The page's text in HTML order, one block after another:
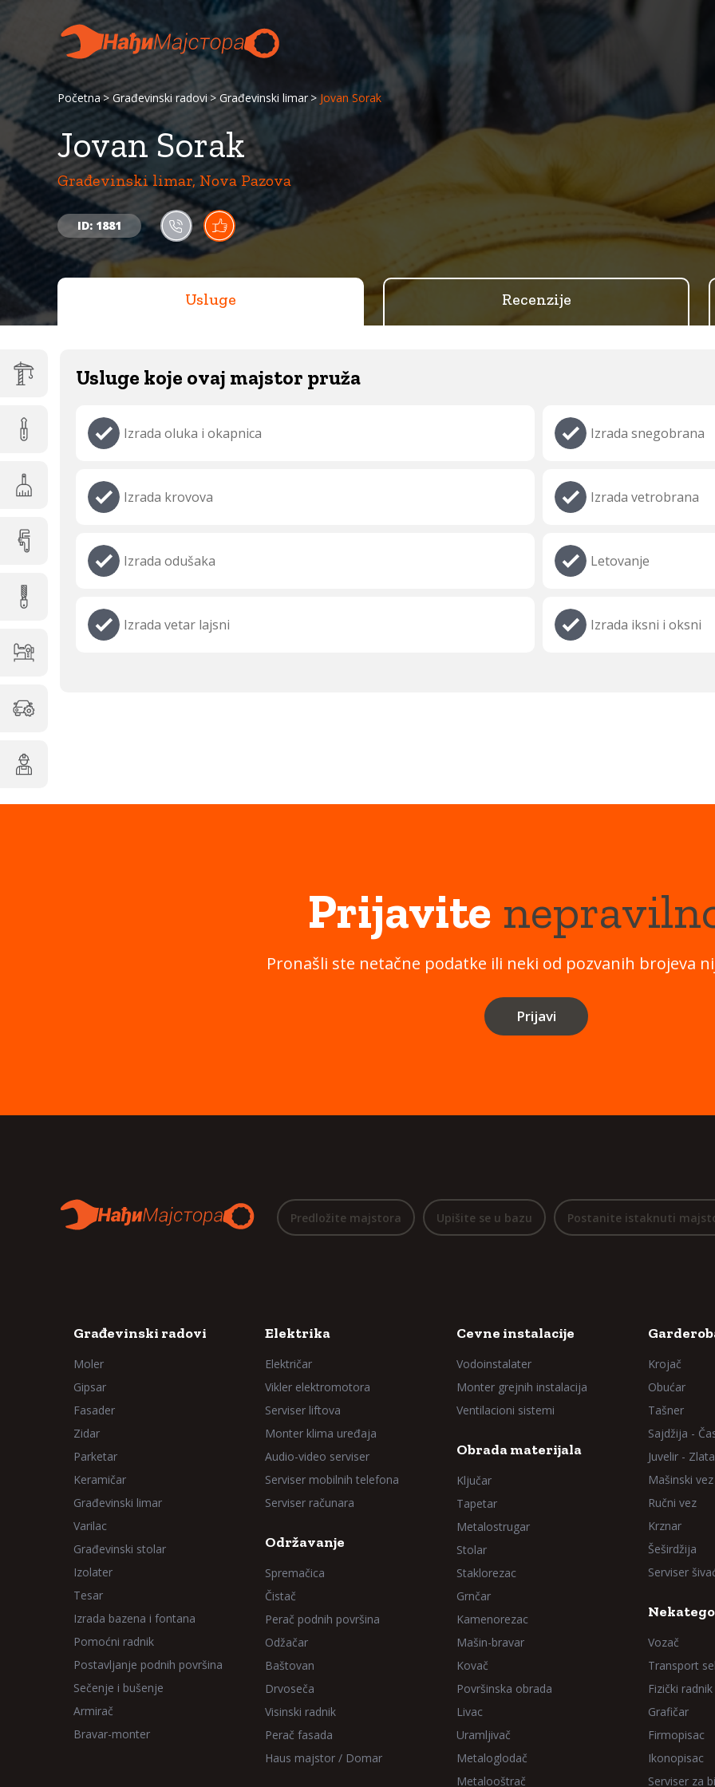
Početna Građevinski radovi Građevinski limar Jovan Sorak
Jovan Sorak
Građevinski limar, Nova Pazova
ID: 1881
Usluge Recenzije
Usluge koje ovaj majstor pruža
Izrada oluka i okapnica Izrada snegobrana
Izrada krovova Izrada vetrobrana
Izrada odušaka Letovanje
Izrada vetar lajsni Izrada iksni i oksni
Prijavite
Pronašli ste netačne podatke ili neki od pozvanih brojeva
Prijavi
Predložite majstora Upišite se u bazu Postanite istaknuti
Građevinski radovi
Moler
Gipsar
Fasader
Zidar
Parketar
Keramičar
Građevinski limar
Varilac
Građevinski stolar
Izolater
Tesar
Izrada bazena i fontana
Pomoćni radnik
Postavljanje podnih površina
Sečenje i bušenje
Armirač
Bravar-monter
Elektrika
Električar
Vikler elektromotora
Serviser liftova
Monter klima uređaja
Audio-video serviser
Serviser mobilnih telefona
Serviser računara
Održavanje
Spremačica
Čistač
Perač podnih površina
Odžačar
Baštovan
Drvoseča
Visinski radnik
Perač fasada
Haus majstor / Domar
Cevne instalacije
Vodoinstalater
Monter grejnih instalacija
Ventilacioni sistemi
Obrada materijala
Ključar
Tapetar
Metalostrugar
Stolar
Staklorezac
Grnčar
Kamenorezac
Mašin-bravar
Kovač
Površinska obrada
Livac
Uramljivač
Metaloglodač
Metalooštrač
Krojač
Obućar
Tašner
Sajdžija -
Juvelir -
Mašinski vez
Ručni vez
Krznar
Šeširdžija
Serviser
Vozač
Transport
Fizički radnik
Grafičar
Firmopisac
Ikonopisac
Serviser za